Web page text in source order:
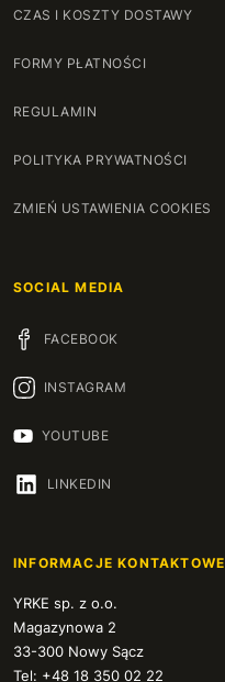
CZAS I KOSZTY DOSTAWY
FORMY PŁATNOŚCI
REGULAMIN
POLITYKA PRYWATNOŚCI
ZMIEŃ USTAWIENIA COOKIES
SOCIAL MEDIA
FACEBOOK
INSTAGRAM
YOUTUBE
LINKEDIN
INFORMACJE KONTAKTOWE
YRKE sp. z o.o.
Magazynowa 2
33-300 Nowy Sącz
Tel: +48 18 350 02 22